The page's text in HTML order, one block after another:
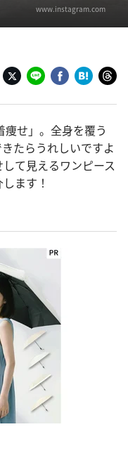
www.instagram.com
せ」。全身を覆う
たらうれしいですよ
て見えるワンピース
ます！